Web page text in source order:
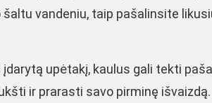
vandeniu, taip pašalinsite
upėtakį, kaulus gali tekti
ir prarasti savo pirminę